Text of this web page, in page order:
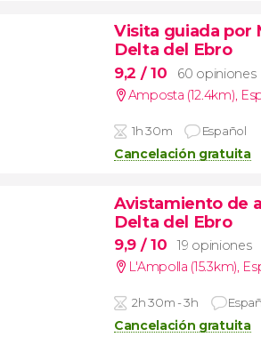
Visita guiada por
Delta del Ebro
9,2 / 10
60 opiniones
Amposta (12.4km),
1h 30m Español
Cancelación gratuita
Avistamiento de
Delta del Ebro
9,9 / 10
19 opiniones
L'Ampolla (15.3km),
2h 30m - 3h
Cancelación gratuita